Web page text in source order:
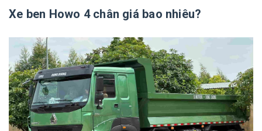
Xe ben Howo 4 chân giá bao nhiêu?